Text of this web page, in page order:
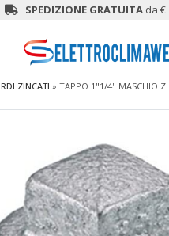
SPEDIZIONE GRATUITAda €
ZINCATI » TAPPO 1"1/4" MASCHIO